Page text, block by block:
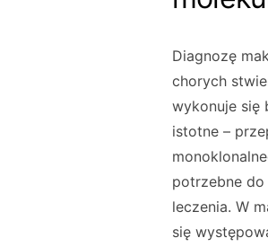
Diagnozę
chorych
wykonuje się
istotne –
potrzebne
leczenia. W
się